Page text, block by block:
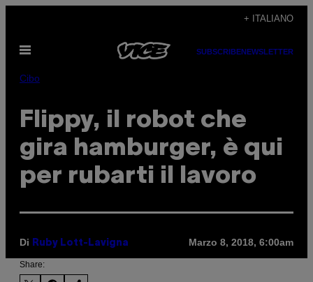
contenuto
+ ITALIANO
Apri
SUBSCRIBENEWSLETTER
Cibo
Flippy, il robot che
gira hamburger, è qui
per rubarti il lavoro
Di Ruby Lott-Lavigna Marzo 8, 2018, 6:00am
Share: